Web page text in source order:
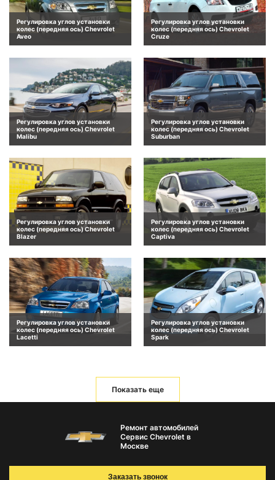
Регулировка углов установки
колес (передняя ось) Chevrolet
Aveo
Регулировка углов установки
колес (передняя ось) Chevrolet
Cruze
Регулировка углов установки
колес (передняя ось) Chevrolet
Malibu
Регулировка углов установки
колес (передняя ось) Chevrolet
Suburban
Регулировка углов установки
колес (передняя ось) Chevrolet
Blazer
Регулировка углов установки
колес (передняя ось) Chevrolet
Captiva
Регулировка углов установки
колес (передняя ось) Chevrolet
Lacetti
Регулировка углов установки
колес (передняя ось) Chevrolet
Spark
Показать еще
Ремонт автомобилей
Сервис Chevrolet в
Москве
Заказать звонок